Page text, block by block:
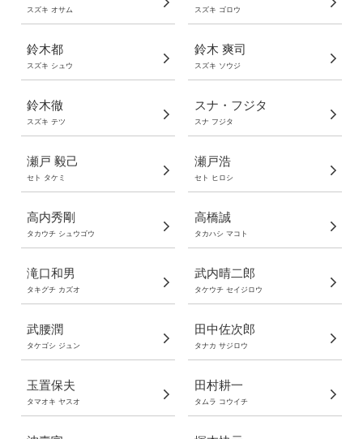
スズキ オサム スズキ ゴロウ
鈴木都
スズキ シュウ
鈴木 爽司
スズキ ソウジ
鈴木徹
スズキ テツ
スナ・フジタ
スナ フジタ
瀬戸 毅己
セト タケミ
瀬戸浩
セト ヒロシ
高内秀剛
タカウチ シュウゴウ
高橋誠
タカハシ マコト
滝口和男
タキグチ カズオ
武内晴二郎
タケウチ セイジロウ
武腰潤
タケゴシ ジュン
田中佐次郎
タナカ サジロウ
玉置保夫
タマオキ ヤスオ
田村耕一
タムラ コウイチ